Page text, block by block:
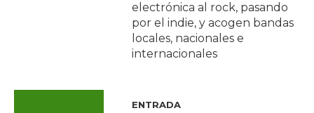
electrónica al rock, pasando
por el indie, y acogen bandas
locales, nacionales e
internacionales
ENTRADA